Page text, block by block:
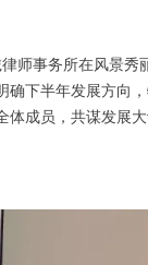
师事务所在风景
确下半年发展方向
成员，共谋发展大